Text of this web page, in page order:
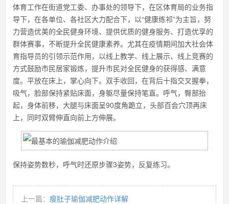
体育工作在街道党工委、办事处的领导下，在区体育局的业务指
导下，在各单位、各社区大力配合下，以“健康练祁”为主旨，努
力营造优美的全民健身环境、提供优质的健身服务、打造优享的
群体赛事，不断提升全民健康素养。尤其在疫情期间加大社会体
育指导员的引领示范作用，以线上教学、线上展示、线上竞赛的
方式鼓励市民居家锻炼，提升市民对全民健身的获得感、满意
度。平放在床上，掌心向下。双手收回，在背后十指交叉握拳，
吸气，脸部保持紧贴床面，身躯尽量保持笔直。呼气，臀部抬
起，身体前移，大腿与床面呈90度角跪立，头部百会穴顶再床
上，同时双臂伸直向前上方伸展。
保持姿势数秒，呼气时还原步骤3姿势，反复练习。
上一篇： 瘦肚子瑜伽减肥动作详解